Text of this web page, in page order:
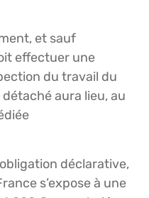
et sauf
effectuer une
du travail du
aura lieu, au
déclarative,
s’expose à une